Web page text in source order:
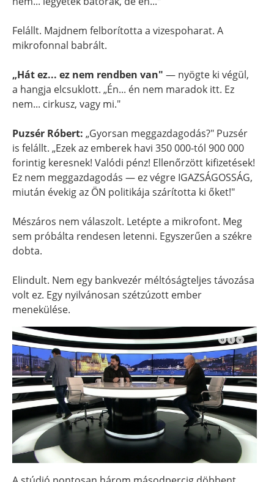
Felállt. Majdnem felborította a vizespoharat. A
mikrofonnal babrált.
„Hát ez... ez nem rendben van" — nyögte ki végül,
a hangja elcsuklott. „Én... én nem maradok itt. Ez
nem... cirkusz, vagy mi."
Puzsér Róbert: „Gyorsan meggazdagodás?" Puzsér
is felállt. „Ezek az emberek havi 350 000-tól 900 000
forintig keresnek! Valódi pénz! Ellenőrzött kifizetések!
Ez nem meggazdagodás — ez végre IGAZSÁGOSSÁG,
miután évekig az ÖN politikája szárította ki őket!"
Mészáros nem válaszolt. Letépte a mikrofont. Meg
sem próbálta rendesen letenni. Egyszerűen a székre
dobta.
Elindult. Nem egy bankvezér méltóságteljes távozása
volt ez. Egy nyilvánosan szétzúzott ember
menekülése.